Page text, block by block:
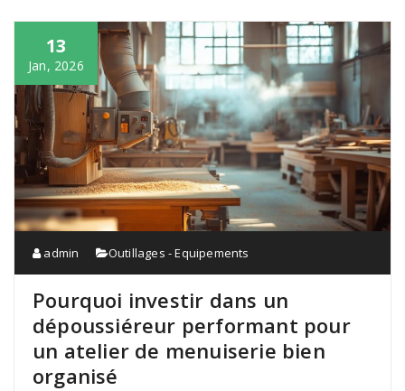
13
Jan, 2026
admin Outillages - Equipements
Pourquoi investir dans un
dépoussiéreur performant pour
un atelier de menuiserie bien
organisé